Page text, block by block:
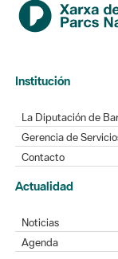
Institución
La Diputación de
Gerencia de
Contacto
Actualidad
Noticias
Agenda